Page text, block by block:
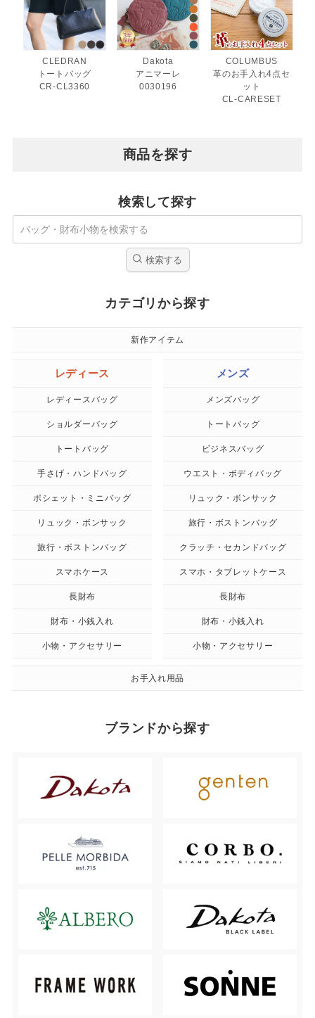
CLEDRAN
トートバッグ
CR-CL3360
Dakota
アニマーレ
0030196
COLUMBUS
革のお手入れ4点セ
ット
CL-CARESET
商品を探す
検索して探す
検索する
カテゴリから探す
新作アイテム
レディース
レディースバッグ
ショルダーバッグ
トートバッグ
手さげ・ハンドバッグ
ポシェット・ミニバッグ
リュック・ボンサック
旅行・ボストンバッグ
スマホケース
長財布
財布・小銭入れ
小物・アクセサリー
メンズ
メンズバッグ
トートバッグ
ビジネスバッグ
ウエスト・ボディバッグ
リュック・ボンサック
旅行・ボストンバッグ
クラッチ・セカンドバッグ
スマホ・タブレットケース
長財布
財布・小銭入れ
小物・アクセサリー
お手入れ用品
ブランドから探す